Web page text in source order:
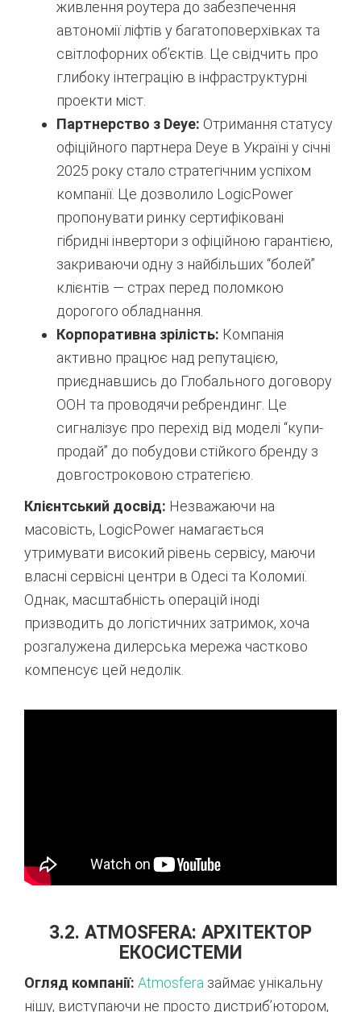
живлення роутера до забезпечення
автономії ліфтів у багатоповерхівках та
світлофорних об’єктів. Це свідчить про
глибоку інтеграцію в інфраструктурні
проекти міст.
Партнерство з Deye: Отримання статусу
офіційного партнера Deye в Україні у січні
2025 року стало стратегічним успіхом
компанії. Це дозволило LogicPower
пропонувати ринку сертифіковані
гібридні інвертори з офіційною гарантією,
закриваючи одну з найбільших “болей”
клієнтів — страх перед поломкою
дорогого обладнання.
Корпоративна зрілість: Компанія
активно працює над репутацією,
приєднавшись до Глобального договору
ООН та проводячи ребрендинг. Це
сигналізує про перехід від моделі “купи-
продай” до побудови стійкого бренду з
довгостроковою стратегією.
Клієнтський досвід: Незважаючи на
масовість, LogicPower намагається
утримувати високий рівень сервісу, маючи
власні сервісні центри в Одесі та Коломиї.
Однак, масштабність операцій іноді
призводить до логістичних затримок, хоча
розгалужена дилерська мережа частково
компенсує цей недолік.
3.2. ATMOSFERA: АРХІТЕКТОР
ЕКОСИСТЕМИ
Огляд компанії: Atmosfera займає унікальну
нішу, виступаючи не просто дистриб’ютором,